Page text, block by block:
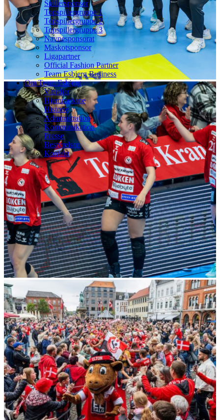
Spillersponsor
Topspillergruppe 1
Topspillergruppe 2
Topspillergruppe 3
Navnesponsorat
Maskotsponsor
Ligapartner
Official Fashion Partner
Team Esbjerg Business
Om Team Esbjerg
Værdier
Hjemmebane
Historie
Administration
Kommunikation
Presse
Bestyrelsen
Kontakt